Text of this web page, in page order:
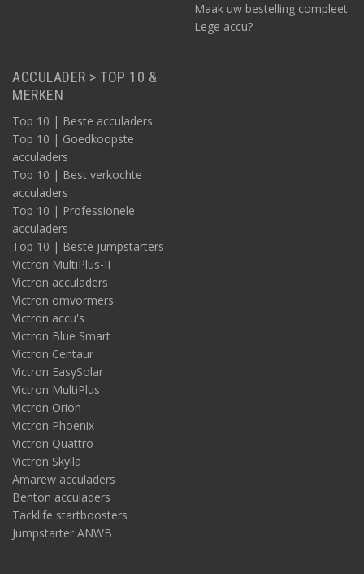
Maak uw bestelling compleet
Lege accu?
ACCULADER > TOP 10 &
MERKEN
Top 10 | Beste acculaders
Top 10 | Goedkoopste
acculaders
Top 10 | Best verkochte
acculaders
Top 10 | Professionele
acculaders
Top 10 | Beste jumpstarters
Victron MultiPlus-II
Victron acculaders
Victron omvormers
Victron accu's
Victron Blue Smart
Victron Centaur
Victron EasySolar
Victron MultiPlus
Victron Orion
Victron Phoenix
Victron Quattro
Victron Skylla
Amarew acculaders
Benton acculaders
Tacklife startboosters
Jumpstarter ANWB